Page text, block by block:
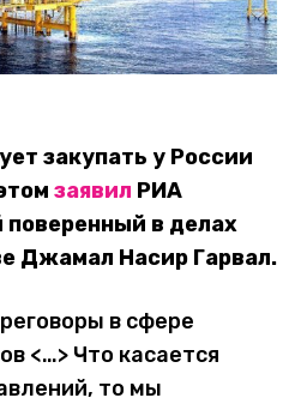
закупать у России
заявил РИА
в делах
Джамал Насир Гарвал.
в сфере
<…> Что касается
то мы